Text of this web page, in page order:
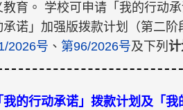
教育。 学校可申请「我的行动
承诺」加强版拨款计划（第二
2026号 、 第96/2026号及下列
我的行动承诺」拨款计划及「